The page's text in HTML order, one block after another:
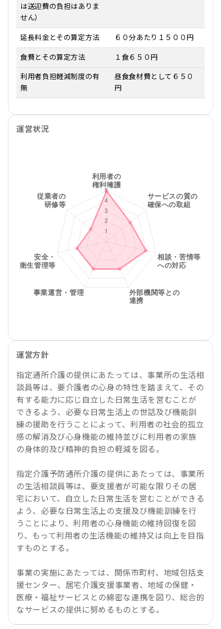
は送迎費の負担はありま
せん）
延長料金とその算定方法 ６０分あたり１５００円
食費とその算定方法 １食６５０円
利用者負担軽減制度の有
無
昼食食材費として６５０
円
運営状況
運営方針
指定通所介護の提供にあたっては、事業所の生活相
談員等は、要介護者の心身の特性を踏まえて、その
有する能力に応じ自立した日常生活を営むことが
できるよう、必要な日常生活上の世話及び機能訓
練の援助を行うことによって、利用者の社会的孤立
感の解消及び心身機能の維持並びに利用者の家族
の身体的及び精神的負担の軽減を図る。
指定介護予防通所介護の提供にあたっては、事業所
の生活相談員等は、要支援者が可能な限りその居
宅において、自立した日常生活を営むことができる
よう、必要な日常生活上の支援及び機能訓練を行
うことにより、利用者の心身機能の維持回復を図
り、もって利用者の生活機能の維持又は向上を目指
すものとする。
事業の実施にあたっては、関係市町村、地域包括支
援センター、居宅介護支援事業者、地域の保健・
医療・福祉サービスとの綿密な連携を図り、総合的
なサービスの提供に努めるものとする。